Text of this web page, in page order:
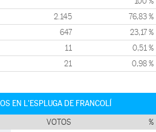
2.145 76,83 %
647 23,17 %
11 0,51 %
21 0,98 %
EN L'ESPLUGA DE FRANCOLÍ
VOTOS %